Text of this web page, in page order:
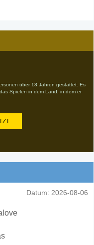
über 18 Jahren gestattet. Es
Spielen in dem Land, in dem er
Datum: 2026-08-06